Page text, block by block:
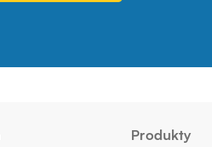
Produkty